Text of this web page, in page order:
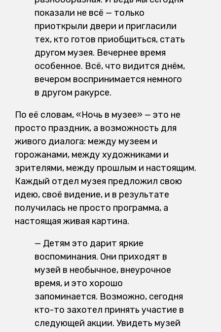
показали не всё — только
приоткрыли двери и пригласили
тех, кто готов приобщиться, стать
другом музея. Вечернее время
особенное. Всё, что видится днём,
вечером воспринимается немного
в другом ракурсе.
По её словам, «Ночь в музее» — это не
просто праздник, а возможность для
живого диалога: между музеем и
горожанами, между художниками и
зрителями, между прошлым и настоящим.
Каждый отдел музея предложил свою
идею, своё видение, и в результате
получилась не просто программа, а
настоящая живая картина.
— Детям это дарит яркие
воспоминания. Они приходят в
музей в необычное, внеурочное
время, и это хорошо
запоминается. Возможно, сегодня
кто-то захотел принять участие в
следующей акции. Увидеть музей